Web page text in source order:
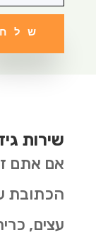
שלח
שירות
אם אתם
הכתובת
עצים,